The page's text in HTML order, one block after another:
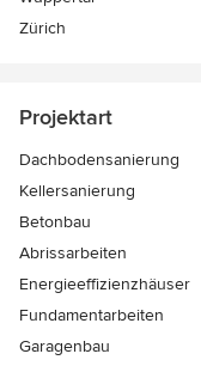
Zürich
Projektart
Dachbodensanierung
Kellersanierung
Betonbau
Abrissarbeiten
Energieeffizienzhäuser
Fundamentarbeiten
Garagenbau